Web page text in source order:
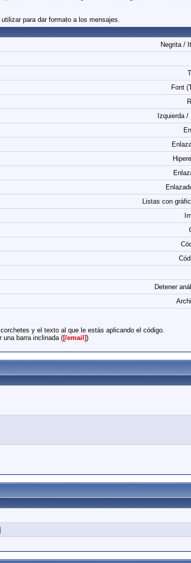
para dar formato a los mensajes.
Negrita /
Font
Izquierda
Listas con
Detener
y el texto al que le estás aplicando el código.
una barra inclinada ([/email])